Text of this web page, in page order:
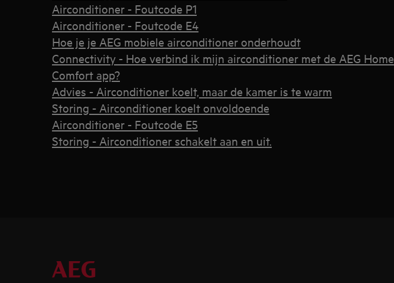
Airconditioner - Foutcode P1
Airconditioner - Foutcode E4
Hoe je je AEG mobiele airconditioner onderhoudt
Connectivity - Hoe verbind ik mijn airconditioner met de AEG Home
Comfort app?
Advies - Airconditioner koelt, maar de kamer is te warm
Storing - Airconditioner koelt onvoldoende
Airconditioner - Foutcode E5
Storing - Airconditioner schakelt aan en uit.